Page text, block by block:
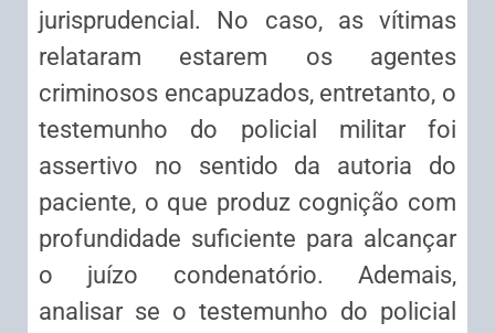
jurisprudencial. No caso, as vítimas
relataram estarem os agentes
criminosos encapuzados, entretanto, o
testemunho do policial militar foi
assertivo no sentido da autoria do
paciente, o que produz cognição com
profundidade suficiente para alcançar
o juízo condenatório. Ademais,
analisar se o testemunho do policial